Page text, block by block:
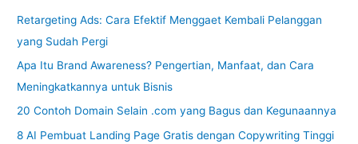
Retargeting Ads: Cara Efektif Menggaet Kembali Pelanggan
yang Sudah Pergi
Apa Itu Brand Awareness? Pengertian, Manfaat, dan Cara
Meningkatkannya untuk Bisnis
20 Contoh Domain Selain .com yang Bagus dan Kegunaannya
8 AI Pembuat Landing Page Gratis dengan Copywriting Tinggi